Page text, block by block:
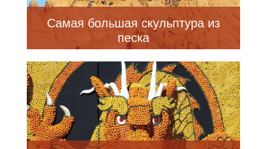
Самая большая скульптура из
песка